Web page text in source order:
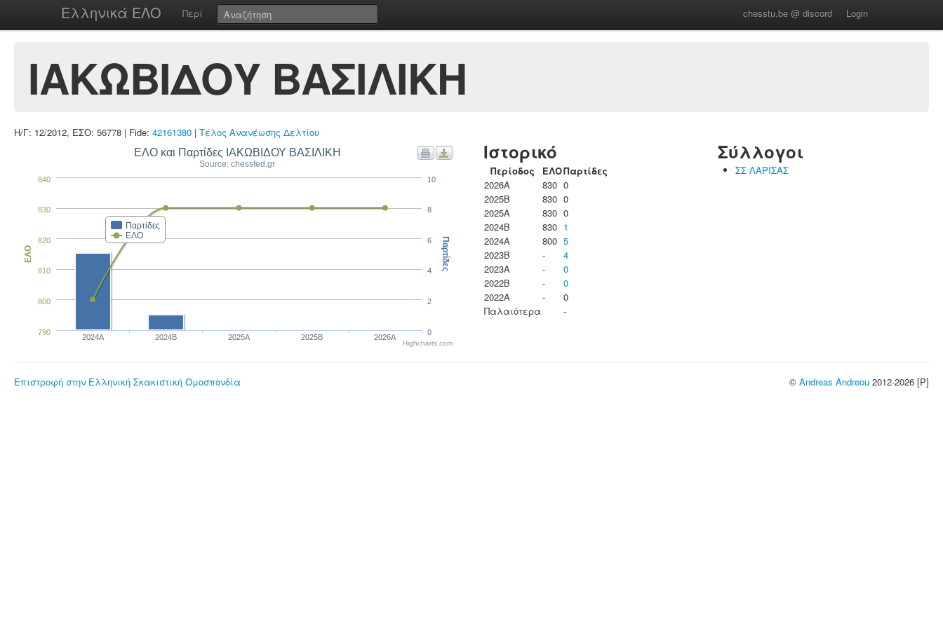
Ελληνικά ΕΛΟ Περί chesstu.be @ discord Login
ΙΑΚΩΒΙΔΟΥ ΒΑΣΙΛΙΚΗ
Η/Γ: 12/2012, ΕΣΟ: 56778 | Fide: 42161380 | Τέλος Ανανέωσης Δελτίου
ΕΛΟ και Παρτίδες ΙΑΚΩΒΙΔΟΥ ΒΑΣΙΛΙΚΗ
Source: chessfed.gr
Παρτίδες
ΕΛΟ
2024A 2024B 2025A 2025B 2026A
790
800
810
820
830
840
ΕΛΟ
0
2
4
6
8
10
Παρτίδες
Highcharts.com
Ιστορικό
Περίοδος ΕΛΟΠαρτίδες
2026A
830 0
2025B
830 0
2025A
830 0
2024B
830 1
2024A
800 5
2023B
-
4
2023Α
-
0
2022B
-
0
2022A
-
0
Παλαιότερα
-
Σύλλογοι
ΣΣ ΛΑΡΙΣΑΣ
Επιστροφή στην Ελληνική Σκακιστική Ομοσπονδία © Andreas Andreou 2012-2026 [P]